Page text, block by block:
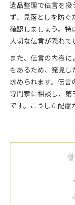
遺品整理で伝言を扱
ず、見落としを防
確認しましょう。特
大切な伝言が隠れて
また、伝言の内容
もあるため、発見
求められます。伝言
専門家に相談し、
です。こうした配慮